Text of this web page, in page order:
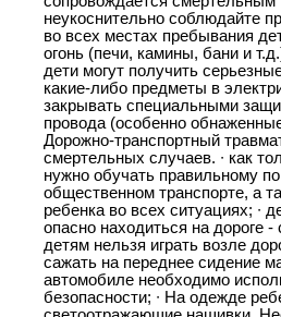
неукоснительно соблюдайте
во всех местах пребывания
огонь (печи, камины, бани и
дети могут получить
какие-либо предметы в
закрывать специальными
провода (особенно
Дорожно-транспортный
смертельных случаев. ∙ как
нужно обучать правильному
общественном транспорте, а
ребенка во всех ситуациях; ∙
опасно находиться на дороге
детям нельзя играть возле
сажать на переднее сидение
автомобиле необходимо
безопасности; ∙ На одежде